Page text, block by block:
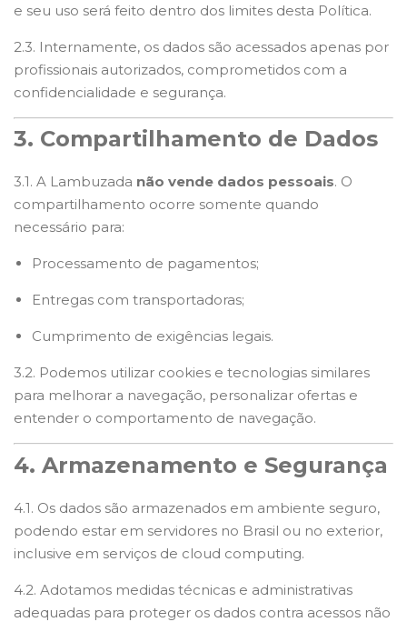
e seu uso será feito dentro dos limites desta Política.
2.3. Internamente, os dados são acessados apenas por
profissionais autorizados, comprometidos com a
confidencialidade e segurança.
3. Compartilhamento de Dados
3.1. A Lambuzada não vende dados pessoais. O
compartilhamento ocorre somente quando
necessário para:
Processamento de pagamentos;
Entregas com transportadoras;
Cumprimento de exigências legais.
3.2. Podemos utilizar cookies e tecnologias similares
para melhorar a navegação, personalizar ofertas e
entender o comportamento de navegação.
4. Armazenamento e Segurança
4.1. Os dados são armazenados em ambiente seguro,
podendo estar em servidores no Brasil ou no exterior,
inclusive em serviços de cloud computing.
4.2. Adotamos medidas técnicas e administrativas
adequadas para proteger os dados contra acessos não